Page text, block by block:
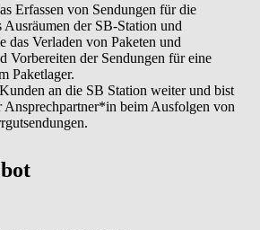
Erfassen von Sendungen für die
der SB-Station und
das Verladen von Paketen und
Vorbereiten der Sendungen für eine
Paketlager.
an die SB Station weiter und bist
Ansprechpartner*in beim Ausfolgen von